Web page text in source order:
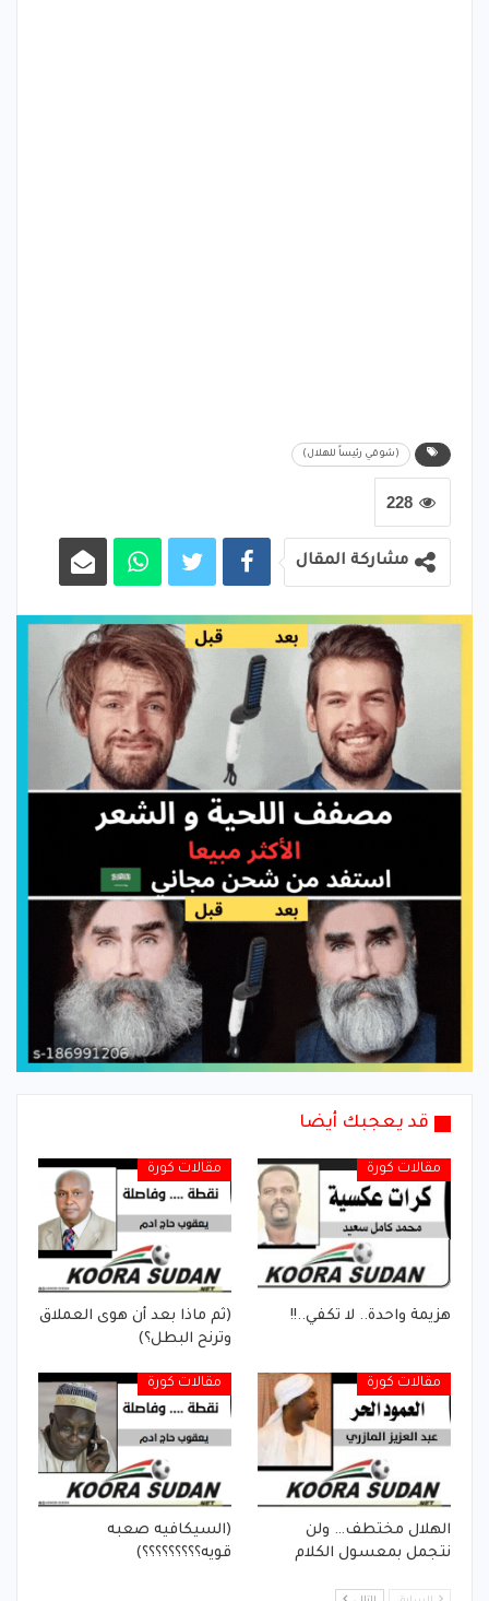
(شوقي رئيساً للهلال)
228
مشاركة المقال
قد يعجبك أيضا
مقالات كورة
هزيمة واحدة.. لا تكفي..!!
مقالات كورة
(ثم ماذا بعد أن هوى العملاق
وترنح البطل؟)
مقالات كورة
الهلال مختطف… ولن
نتجمل بمعسول الكلام
مقالات كورة
(السيكافيه صعبه
قويه؟؟؟؟؟؟؟؟؟)